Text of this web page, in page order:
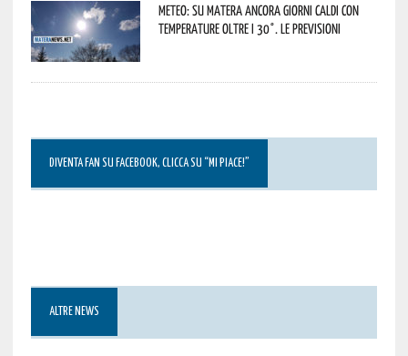
Meteo: su Matera ancora giorni caldi con
temperature oltre i 30°. Le previsioni
DIVENTA FAN SU FACEBOOK, CLICCA SU “MI PIACE!”
ALTRE NEWS